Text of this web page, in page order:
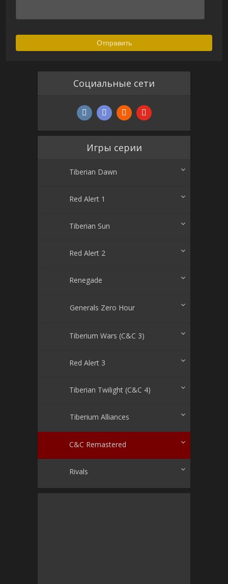
Социальные сети
Игры серии
Tiberian Dawn
Red Alert 1
Tiberian Sun
Red Alert 2
Renegade
Generals Zero Hour
Tiberium Wars (C&C 3)
Red Alert 3
Tiberian Twilight (C&C 4)
Tiberium Alliances
C&C Remastered
Rivals